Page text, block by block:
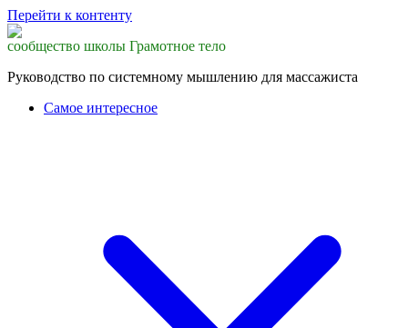
Перейти к контенту
сообщество школы Грамотное тело
Руководство по системному мышлению для массажиста
Самое интересное